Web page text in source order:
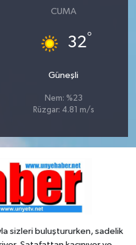
CUMA
32°
Güneşli
Nem: %23
Rüzgar: 4.81 m/s
sizleri buluştururken, sadelik